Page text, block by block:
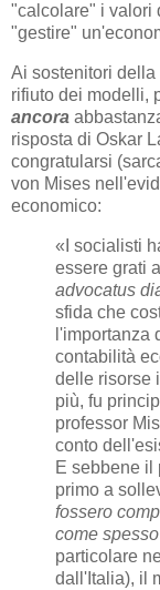
"calcolare" i valori
"gestire"
Ai sostenitori
rifiuto dei modelli,
ancora
risposta di Oskar
congratularsi
von Mises
economico:
«I socialisti
essere grati
advocatus
sfida che
l'importanza
contabilità
delle risorse
più, fu
professor
conto
E sebbene il
primo a
fossero
come
particolare
dall'Italia), il